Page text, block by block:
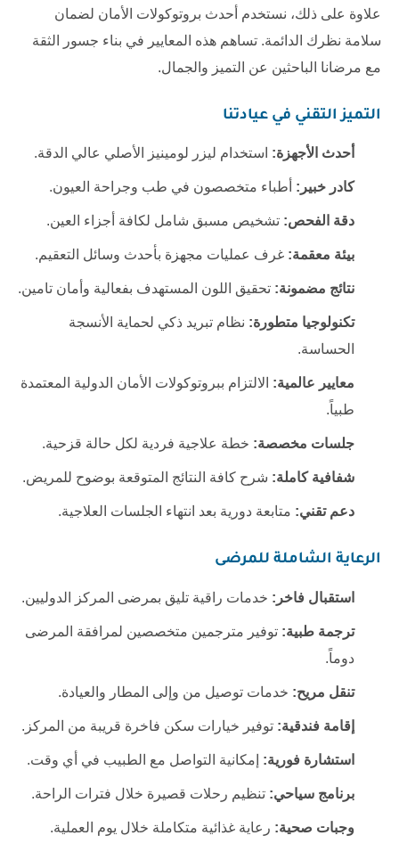
علاوة على ذلك، نستخدم أحدث بروتوكولات الأمان لضمان
سلامة نظرك الدائمة. تساهم هذه المعايير في بناء جسور الثقة
مع مرضانا الباحثين عن التميز والجمال.
التميز التقني في عيادتنا
أحدث الأجهزة: استخدام ليزر لومينيز الأصلي عالي الدقة.
كادر خبير: أطباء متخصصون في طب وجراحة العيون.
دقة الفحص: تشخيص مسبق شامل لكافة أجزاء العين.
بيئة معقمة: غرف عمليات مجهزة بأحدث وسائل التعقيم.
نتائج مضمونة: تحقيق اللون المستهدف بفعالية وأمان تامين.
تكنولوجيا متطورة: نظام تبريد ذكي لحماية الأنسجة
الحساسة.
معايير عالمية: الالتزام ببروتوكولات الأمان الدولية المعتمدة
طبياً.
جلسات مخصصة: خطة علاجية فردية لكل حالة قزحية.
شفافية كاملة: شرح كافة النتائج المتوقعة بوضوح للمريض.
دعم تقني: متابعة دورية بعد انتهاء الجلسات العلاجية.
الرعاية الشاملة للمرضى
استقبال فاخر: خدمات راقية تليق بمرضى المركز الدوليين.
ترجمة طبية: توفير مترجمين متخصصين لمرافقة المرضى
دوماً.
تنقل مريح: خدمات توصيل من وإلى المطار والعيادة.
إقامة فندقية: توفير خيارات سكن فاخرة قريبة من المركز.
استشارة فورية: إمكانية التواصل مع الطبيب في أي وقت.
برنامج سياحي: تنظيم رحلات قصيرة خلال فترات الراحة.
وجبات صحية: رعاية غذائية متكاملة خلال يوم العملية.